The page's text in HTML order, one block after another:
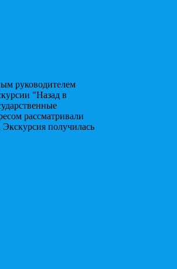
руководителем
"Назад в
рассматривали
получилась